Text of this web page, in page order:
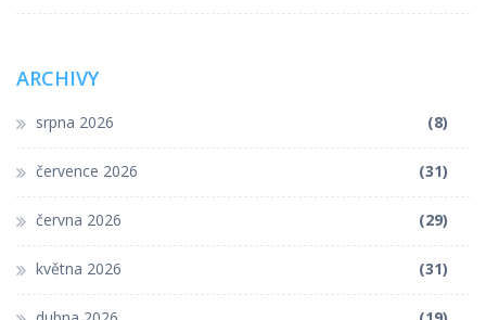
ARCHIVY
srpna 2026 (8)
července 2026 (31)
června 2026 (29)
května 2026 (31)